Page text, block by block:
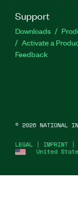
Support
Downloads
Activate a
Feedback
United
LEGAL | IMPRINT |
© 2026 NATIONAL